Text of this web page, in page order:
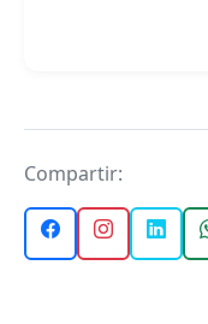
Compartir: